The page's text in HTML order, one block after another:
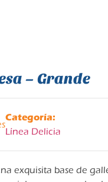
– Grande
Categoría:
Línea Delicia
exquisita base de